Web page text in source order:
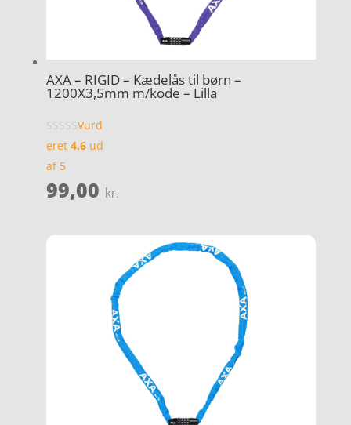
AXA – RIGID – Kædelås til børn –
1200X3,5mm m/kode – Lilla
Vurd
eret 4.6ud
af 5
99,00 kr.